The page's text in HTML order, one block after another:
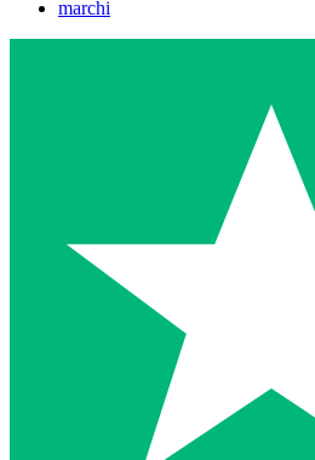
marchi